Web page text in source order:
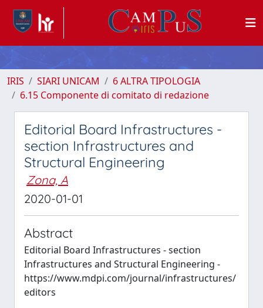
IRIS SIARI UNICAM
6 ALTRA TIPOLOGIA
6.15 Componente di comitato di redazione
Editorial Board Infrastructures -
section Infrastructures and
Structural Engineering
Zona, A
2020-01-01
Abstract
Editorial Board Infrastructures - section
Infrastructures and Structural Engineering -
https://www.mdpi.com/journal/infrastructures/
editors